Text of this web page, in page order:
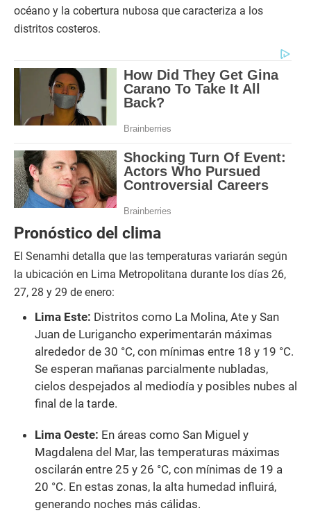
océano y la cobertura nubosa que caracteriza a los
distritos costeros.
Pronóstico del clima
El Senamhi detalla que las temperaturas variarán según
la ubicación en Lima Metropolitana durante los días 26,
27, 28 y 29 de enero:
Lima Este: Distritos como La Molina, Ate y San
Juan de Lurigancho experimentarán máximas
alrededor de 30 °C, con mínimas entre 18 y 19 °C.
Se esperan mañanas parcialmente nubladas,
cielos despejados al mediodía y posibles nubes al
final de la tarde.
Lima Oeste: En áreas como San Miguel y
Magdalena del Mar, las temperaturas máximas
oscilarán entre 25 y 26 °C, con mínimas de 19 a
20 °C. En estas zonas, la alta humedad influirá,
generando noches más cálidas.